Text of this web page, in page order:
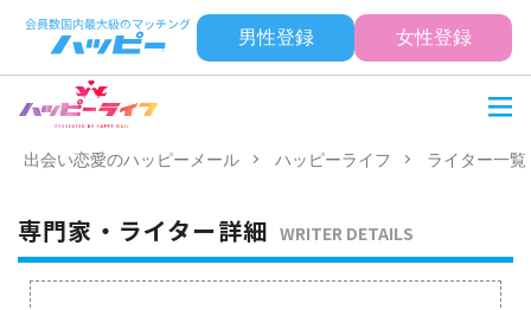
男性登録 女性登録
出会い恋愛のハッピーメール ハッピーライフ ライター一覧
専門家・ライター詳細 WRITER DETAILS